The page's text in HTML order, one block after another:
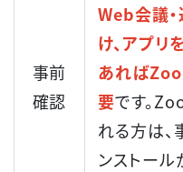
事前
確認
Web会議
け、アプリ
あれば
要です。
れる方は
ンストール